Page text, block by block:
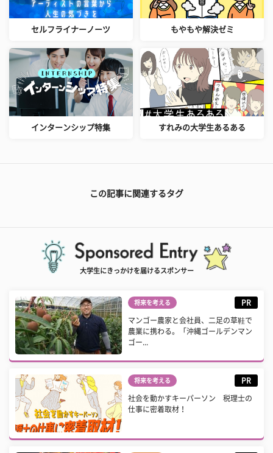
セルフライナーノーツ もやもや解決ゼミ
インターンシップ特集 すれみの大学生あるある
この記事に関連するタグ
大学生にきっかけを届けるスポンサー
将来を考える PR
マンゴー農家と会社員、二足の草鞋で
農業に携わる。「沖縄ゴールデンマン
ゴー...
将来を考える PR
社会を動かすキーパーソン 税理士の
仕事に密着取材！